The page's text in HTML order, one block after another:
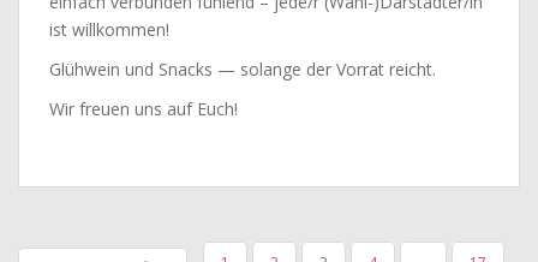
ist willkommen!
Glühwein und Snacks — solange der Vorrat reicht.
Wir freuen uns auf Euch!